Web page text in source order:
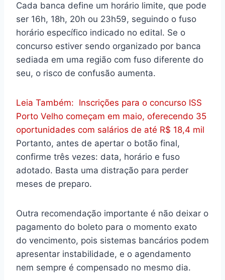
Cada banca define um horário limite, que pode
ser 16h, 18h, 20h ou 23h59, seguindo o fuso
horário específico indicado no edital. Se o
concurso estiver sendo organizado por banca
sediada em uma região com fuso diferente do
seu, o risco de confusão aumenta.
Leia Também: Inscrições para o concurso ISS
Porto Velho começam em maio, oferecendo 35
oportunidades com salários de até R$ 18,4 mil
Portanto, antes de apertar o botão final,
confirme três vezes: data, horário e fuso
adotado. Basta uma distração para perder
meses de preparo.
Outra recomendação importante é não deixar o
pagamento do boleto para o momento exato
do vencimento, pois sistemas bancários podem
apresentar instabilidade, e o agendamento
nem sempre é compensado no mesmo dia.